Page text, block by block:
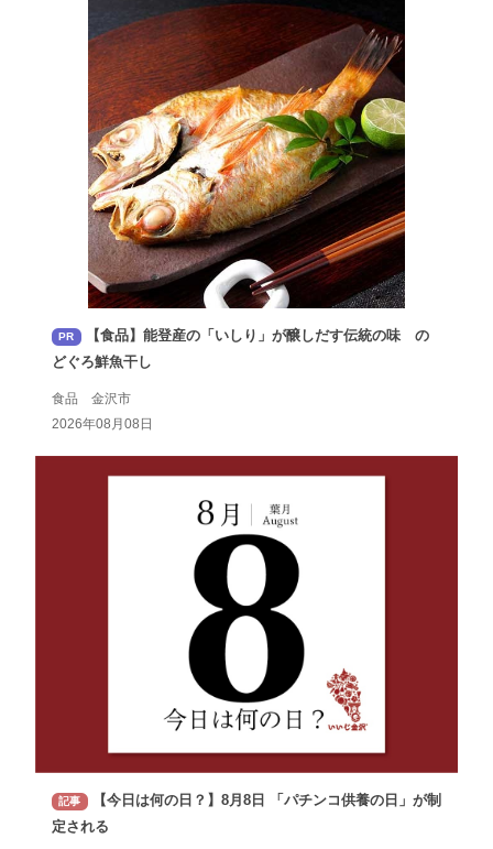
PR
【食品】能登産の「いしり」が醸しだす伝統の味 の
どぐろ鮮魚干し
食品 金沢市
2026年08月08日
記事
【今日は何の日？】8月8日 「パチンコ供養の日」が制
定される